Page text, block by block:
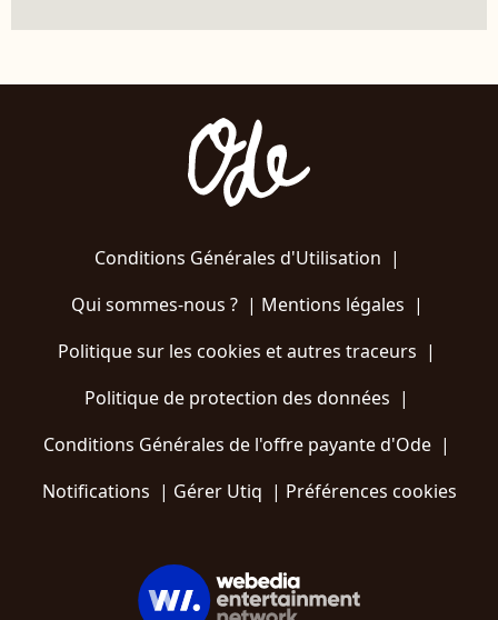
Conditions Générales d'Utilisation |
Qui sommes-nous ?| Mentions légales |
Politique sur les cookies et autres traceurs |
Politique de protection des données |
Conditions Générales de l'offre payante d'Ode |
Notifications | Gérer Utiq | Préférences cookies